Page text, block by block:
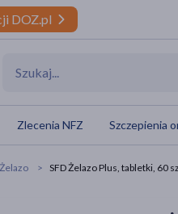
DOZ.pl
Zlecenia NFZ Szczepienia
Żelazo SFD Żelazo Plus, tabletki, 60